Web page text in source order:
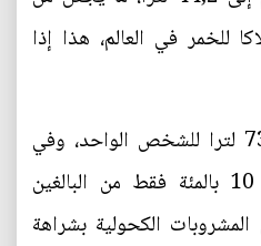
للخمر في العالم، هذا إذا
هو خارج المنافسة مع 73,8 لترا للشخص الواحد، وفي
أمريكا أظهرت دراسة أن 10 بالمئة فقط من البالغين
الكحولية بشراهة